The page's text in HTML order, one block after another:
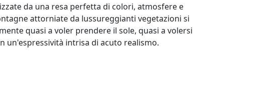
da una resa perfetta di colori, atmosfere e
attorniate da lussureggianti vegetazioni si
quasi a voler prendere il sole, quasi a volersi
un'espressività intrisa di acuto realismo.